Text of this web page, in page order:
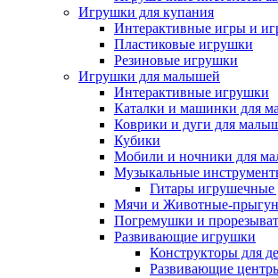
Игрушки для купания
Интерактивные игры и
Пластиковые игрушки
Резиновые игрушки
Игрушки для малышей
Интерактивные игрушки
Каталки и машинки для
Коврики и дуги для
Кубики
Мобили и ночники для
Музыкальные
Гитары игрушечные
Мячи и Животные-
Погремушки и
Развивающие игрушки
Конструкторы для
Развивающие